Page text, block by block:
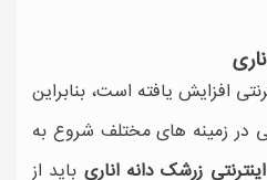
افزایش یافته است، بنابراین
در زمینه های مختلف شروع به
زرشک دانه اناری باید از